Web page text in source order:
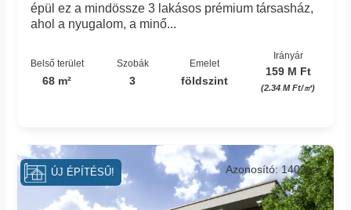
épül ez a mindössze 3 lakásos prémium társasház,
ahol a nyugalom, a minő...
Belső terület
68 m²
Szobák
3
Emelet
földszint
Irányár
159 M Ft
(2.34 M Ft/㎡)
Azonosító: 1402_ar
ÚJ ÉPÍTÉSŰ!